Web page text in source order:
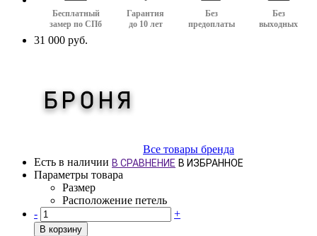
Бесплатный
замер по СПб
Гарантия
до 10 лет
Без
предоплаты
Без
выходных
31 000 руб.
Все товары бренда
Есть в наличии В СРАВНЕНИЕ В ИЗБРАННОЕ
Параметры товара
Размер
Расположение петель
-
+
В корзину